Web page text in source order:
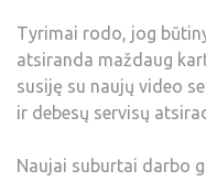
Tyrimai rodo, jog
atsiranda maždaug
susiję su naujų video
ir debesų servisų
Naujai suburtai darbo